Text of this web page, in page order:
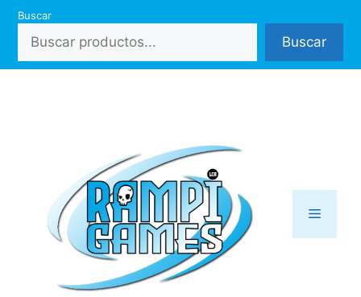
Saltar
contenido
Buscar
Buscar
Menú